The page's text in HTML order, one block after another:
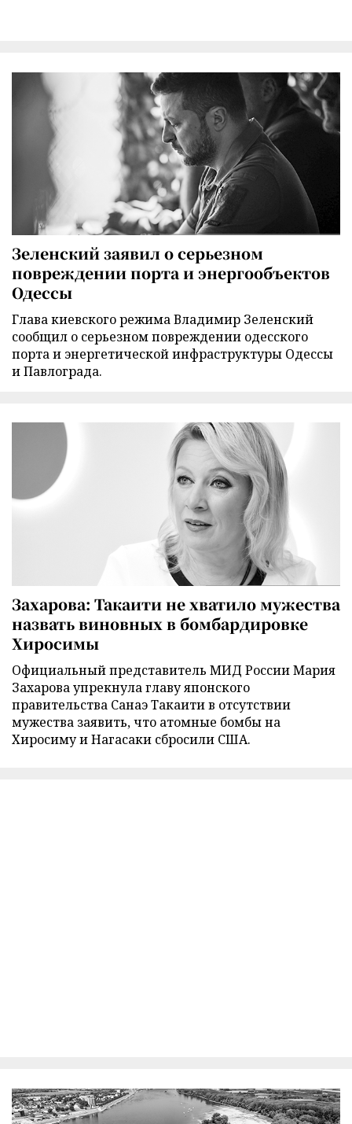
Зеленский заявил о серьезном
повреждении порта и энергообъектов
Одессы
Глава киевского режима Владимир Зеленский
сообщил о серьезном повреждении одесского
порта и энергетической инфраструктуры Одессы
и Павлограда.
Захарова: Такаити не хватило мужества
назвать виновных в бомбардировке
Хиросимы
Официальный представитель МИД России Мария
Захарова упрекнула главу японского
правительства Санаэ Такаити в отсутствии
мужества заявить, что атомные бомбы на
Хиросиму и Нагасаки сбросили США.